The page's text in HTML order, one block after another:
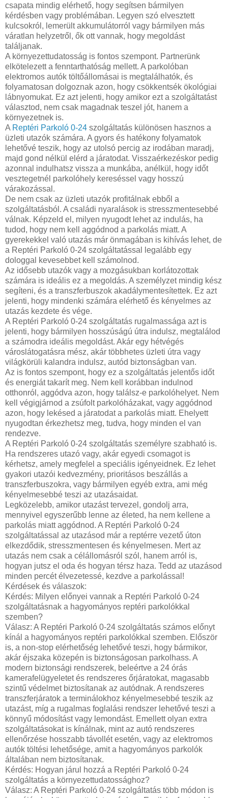
csapata mindig elérhető, hogy segítsen bármilyen
kérdésben vagy problémában. Legyen szó elvesztett
kulcsokról, lemerült akkumulátorról vagy bármilyen más
váratlan helyzetről, ők ott vannak, hogy megoldást
találjanak.
A környezettudatosság is fontos szempont. Partnerünk
elkötelezett a fenntarthatóság mellett. A parkolóban
elektromos autók töltőállomásai is megtalálhatók, és
folyamatosan dolgoznak azon, hogy csökkentsék ökológiai
lábnyomukat. Ez azt jelenti, hogy amikor ezt a szolgáltatást
választod, nem csak magadnak teszel jót, hanem a
környezetnek is.
A Reptéri Parkoló 0-24 szolgáltatás különösen hasznos a
üzleti utazók számára. A gyors és hatékony folyamatok
lehetővé teszik, hogy az utolsó percig az irodában maradj,
majd gond nélkül elérd a járatodat. Visszaérkezéskor pedig
azonnal indulhatsz vissza a munkába, anélkül, hogy időt
vesztegetnél parkolóhely kereséssel vagy hosszú
várakozással.
De nem csak az üzleti utazók profitálnak ebből a
szolgáltatásból. A családi nyaralások is stresszmentesebbé
válnak. Képzeld el, milyen nyugodt lehet az indulás, ha
tudod, hogy nem kell aggódnod a parkolás miatt. A
gyerekekkel való utazás már önmagában is kihívás lehet, de
a Reptéri Parkoló 0-24 szolgáltatással legalább egy
dologgal kevesebbet kell számolnod.
Az idősebb utazók vagy a mozgásukban korlátozottak
számára is ideális ez a megoldás. A személyzet mindig kész
segíteni, és a transzferbuszok akadálymentesítettek. Ez azt
jelenti, hogy mindenki számára elérhető és kényelmes az
utazás kezdete és vége.
A Reptéri Parkoló 0-24 szolgáltatás rugalmassága azt is
jelenti, hogy bármilyen hosszúságú útra indulsz, megtalálod
a számodra ideális megoldást. Akár egy hétvégés
városlátogatásra mész, akár többhetes üzleti útra vagy
világkörüli kalandra indulsz, autód biztonságban van.
Az is fontos szempont, hogy ez a szolgáltatás jelentős időt
és energiát takarít meg. Nem kell korábban indulnod
otthonról, aggódva azon, hogy találsz-e parkolóhelyet. Nem
kell végigjárnod a zsúfolt parkolóházakat, vagy aggódnod
azon, hogy lekésed a járatodat a parkolás miatt. Ehelyett
nyugodtan érkezhetsz meg, tudva, hogy minden el van
rendezve.
A Reptéri Parkoló 0-24 szolgáltatás személyre szabható is.
Ha rendszeres utazó vagy, akár egyedi csomagot is
kérhetsz, amely megfelel a speciális igényeidnek. Ez lehet
gyakori utazói kedvezmény, prioritásos beszállás a
transzferbuszokra, vagy bármilyen egyéb extra, ami még
kényelmesebbé teszi az utazásaidat.
Legközelebb, amikor utazást tervezel, gondolj arra,
mennyivel egyszerűbb lenne az életed, ha nem kellene a
parkolás miatt aggódnod. A Reptéri Parkoló 0-24
szolgáltatással az utazásod már a reptérre vezető úton
elkezdődik, stresszmentesen és kényelmesen. Mert az
utazás nem csak a célállomásról szól, hanem arról is,
hogyan jutsz el oda és hogyan térsz haza. Tedd az utazásod
minden percét élvezetessé, kezdve a parkolással!
Kérdések és válaszok:
Kérdés: Milyen előnyei vannak a Reptéri Parkoló 0-24
szolgáltatásnak a hagyományos reptéri parkolókkal
szemben?
Válasz: A Reptéri Parkoló 0-24 szolgáltatás számos előnyt
kínál a hagyományos reptéri parkolókkal szemben. Először
is, a non-stop elérhetőség lehetővé teszi, hogy bármikor,
akár éjszaka közepén is biztonságosan parkolhass. A
modern biztonsági rendszerek, beleértve a 24 órás
kamerafelügyeletet és rendszeres őrjáratokat, magasabb
szintű védelmet biztosítanak az autódnak. A rendszeres
transzferjáratok a terminálokhoz kényelmesebbé teszik az
utazást, míg a rugalmas foglalási rendszer lehetővé teszi a
könnyű módosítást vagy lemondást. Emellett olyan extra
szolgáltatásokat is kínálnak, mint az autó rendszeres
ellenőrzése hosszabb távollét esetén, vagy az elektromos
autók töltési lehetősége, amit a hagyományos parkolók
általában nem biztosítanak.
Kérdés: Hogyan járul hozzá a Reptéri Parkoló 0-24
szolgáltatás a környezettudatossághoz?
Válasz: A Reptéri Parkoló 0-24 szolgáltatás több módon is